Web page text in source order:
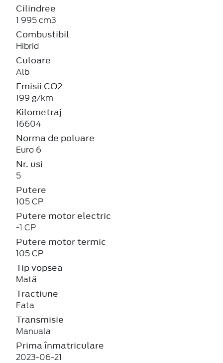
Cilindree
1 995 cm3
Combustibil
Hibrid
Culoare
Alb
Emisii CO2
199 g/km
Kilometraj
16604
Norma de poluare
Euro 6
Nr. usi
5
Putere
105 CP
Putere motor electric
-1 CP
Putere motor termic
105 CP
Tip vopsea
Mată
Tractiune
Fata
Transmisie
Manuala
Prima înmatriculare
2023-06-21